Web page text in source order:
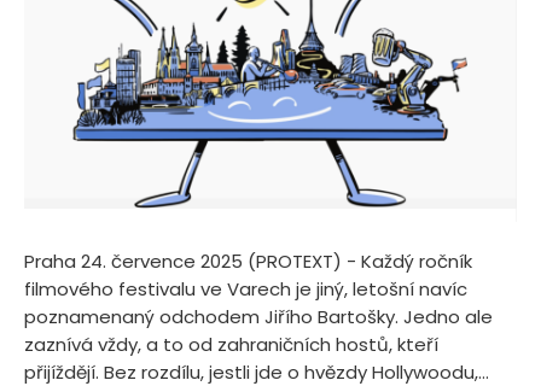
Praha 24. července 2025 (PROTEXT) - Každý ročník
filmového festivalu ve Varech je jiný, letošní navíc
poznamenaný odchodem Jiřího Bartošky. Jedno ale
zaznívá vždy, a to od zahraničních hostů, kteří
přijíždějí. Bez rozdílu, jestli jde o hvězdy Hollywoodu,...